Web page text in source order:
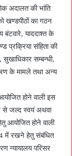
अदालत की भांति
खण्डपीठों का गठन
बंटवारे, याददाश्त के
प्रक्रिया संहिता की
सुखाधिकार सम्बन्धी,
के मामले तथा अन्य
होने वाली इस
से जल्द स्वयं अथवा
आयोजित होने वाली
में रखने हेतु संबंधित
न्यायालय परिसर